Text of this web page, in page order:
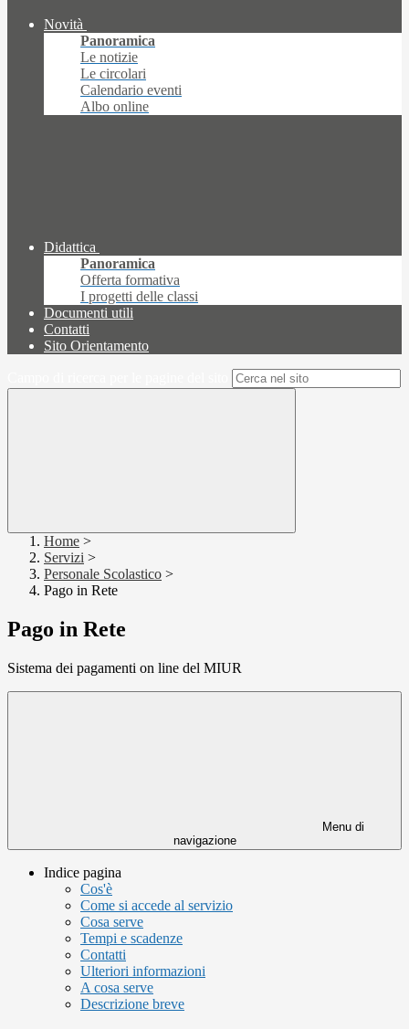
Novità
Panoramica
Le notizie
Le circolari
Calendario eventi
Albo online
Didattica
Panoramica
Offerta formativa
I progetti delle classi
Documenti utili
Contatti
Sito Orientamento
Home >
Servizi >
Personale Scolastico >
Pago in Rete
Pago in Rete
Sistema dei pagamenti on line del MIUR
Menu di
navigazione
Indice pagina
Cos'è
Come si accede al servizio
Cosa serve
Tempi e scadenze
Contatti
Ulteriori informazioni
A cosa serve
Descrizione breve